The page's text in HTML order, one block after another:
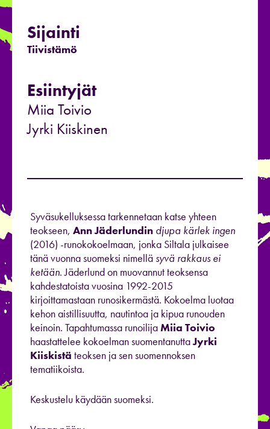
Sijainti
Tiivistämö
Esiintyjät
Miia Toivio
Jyrki Kiiskinen
Syväsukelluksessa tarkennetaan katse yhteen
teokseen, Ann Jäderlundin djupa kärlek ingen
(2016) -runokokoelmaan, jonka Siltala julkaisee
tänä vuonna suomeksi nimellä syvä rakkaus ei
ketään. Jäderlund on muovannut teoksensa
kahdestatoista vuosina 1992-2015
kirjoittamastaan runosikermästä. Kokoelma luotaa
kehon aistillisuutta, nautintoa ja kipua runouden
keinoin. Tapahtumassa runoilijaMiia Toivio
haastattelee kokoelman suomentanuttaJyrki
Kiiskistä teoksen ja sen suomennoksen
tematiikoista.
Keskustelu käydään suomeksi.